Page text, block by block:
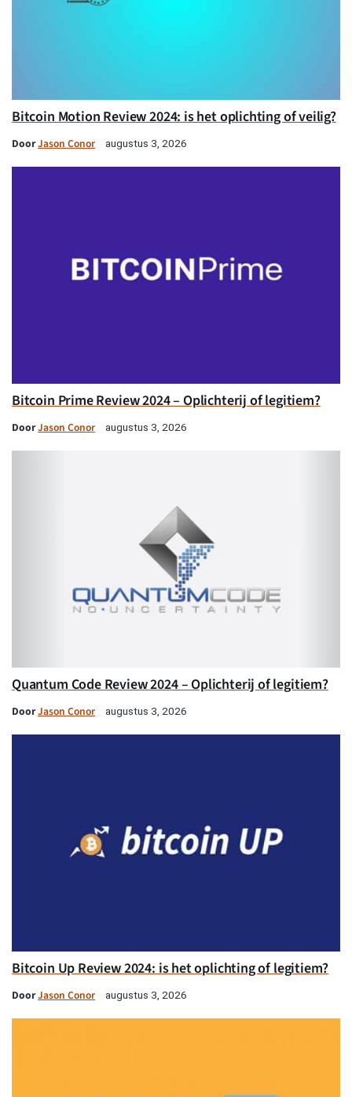
Bitcoin Motion Review 2024: is het oplichting of veilig?
DoorJason Conor augustus 3, 2026
Bitcoin Prime Review 2024 – Oplichterij of legitiem?
DoorJason Conor augustus 3, 2026
Quantum Code Review 2024 – Oplichterij of legitiem?
DoorJason Conor augustus 3, 2026
Bitcoin Up Review 2024: is het oplichting of legitiem?
DoorJason Conor augustus 3, 2026